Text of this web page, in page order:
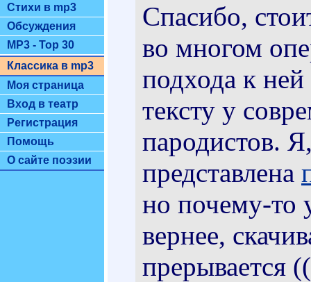
Стихи в mp3
Обсуждения
MP3 - Top 30
Классика в mp3
Моя страница
Вход в театр
Регистрация
Помощь
О сайте поэзии
Спасибо,
во многом
подхода к
тексту у
пародистов.
представлена
но почему-то
вернее,
прерывается